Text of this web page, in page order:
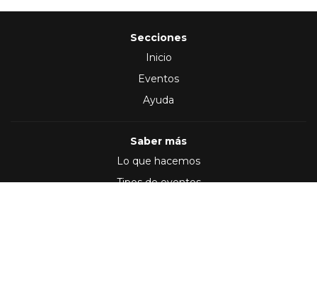
Secciones
Inicio
Eventos
Ayuda
Saber más
Lo que hacemos
Tipos de eventos